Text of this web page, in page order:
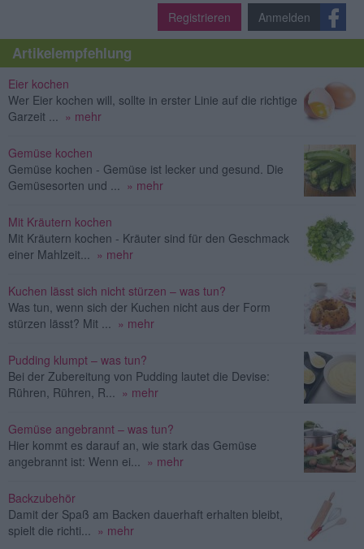
Registrieren Anmelden
Artikelempfehlung
Eier kochen
Wer Eier kochen will, sollte in erster Linie auf die richtige
Garzeit ...
» mehr
Gemüse kochen
Gemüse kochen - Gemüse ist lecker und gesund. Die
Gemüsesorten und ...
» mehr
Mit Kräutern kochen
Mit Kräutern kochen - Kräuter sind für den Geschmack
einer Mahlzeit...
» mehr
Kuchen lässt sich nicht stürzen – was tun?
Was tun, wenn sich der Kuchen nicht aus der Form
stürzen lässt? Mit ...
» mehr
Pudding klumpt – was tun?
Bei der Zubereitung von Pudding lautet die Devise:
Rühren, Rühren, R...
» mehr
Gemüse angebrannt – was tun?
Hier kommt es darauf an, wie stark das Gemüse
angebrannt ist: Wenn ei...
» mehr
Backzubehör
Damit der Spaß am Backen dauerhaft erhalten bleibt,
spielt die richti...
» mehr